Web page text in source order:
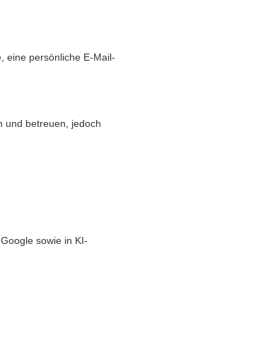
eine persönliche E-Mail-
und betreuen, jedoch
sowie in KI-